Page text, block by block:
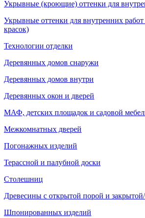
Укрывные (кроющие) оттенки для
Укрывные оттенки для внутренних работ
красок)
Технологии отделки
Деревянных домов снаружи
Деревянных домов внутри
Деревянных окон и дверей
МАФ, детских площадок и садовой
Межкомнатных дверей
Погонажных изделий
Терассной и палубной доски
Столешниц
Древесины с открытой порой и закрытой/
Шпонированных изделий